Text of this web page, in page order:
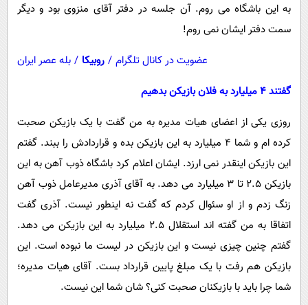
به این باشگاه می روم. آن جلسه در دفتر آقای منزوی بود و دیگر
سمت دفتر ایشان نمی روم!
عضویت در کانال تلگرام / روبیکا / بله عصر ایران
گفتند 4 میلیارد به فلان بازیکن بدهیم
روزی یکی از اعضای هیات مدیره به من گفت با یک بازیکن صحبت
کرده ام و شما ۴ میلیارد به این بازیکن بده و قراردادش را ببند. گفتم
این بازیکن اینقدر نمی ارزد. ایشان اعلام کرد باشگاه ذوب آهن به این
بازیکن ۲.۵ تا ۳ میلیارد می دهد. به آقای آذری مدیرعامل ذوب آهن
زنگ زدم و از او سئوال کردم که گفت نه اینطور نیست. آذری گفت
اتفاقا به من گفته اند استقلال ۲.۵ میلیارد به این بازیکن می دهد.
گفتم چنین چیزی نیست و این بازیکن در لیست ما نبوده است. این
بازیکن هم رفت با یک مبلغ پایین قرارداد بست. آقای هیات مدیره؛
شما چرا باید با بازیکنان صحبت کنی؟ شان شما این نیست.